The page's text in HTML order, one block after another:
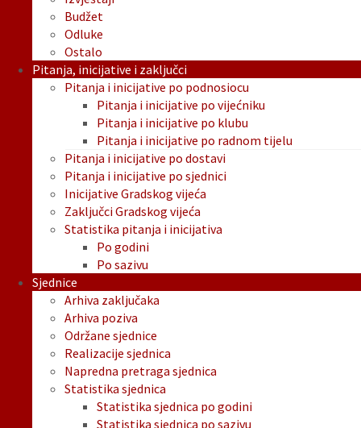
Budžet
Odluke
Ostalo
Pitanja, inicijative i zaključci
Pitanja i inicijative po podnosiocu
Pitanja i inicijative po vijećniku
Pitanja i inicijative po klubu
Pitanja i inicijative po radnom tijelu
Pitanja i inicijative po dostavi
Pitanja i inicijative po sjednici
Inicijative Gradskog vijeća
Zaključci Gradskog vijeća
Statistika pitanja i inicijativa
Po godini
Po sazivu
Sjednice
Arhiva zaključaka
Arhiva poziva
Održane sjednice
Realizacije sjednica
Napredna pretraga sjednica
Statistika sjednica
Statistika sjednica po godini
Statistika sjednica po sazivu